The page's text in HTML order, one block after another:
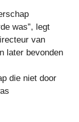
was”, legt
van
later bevonden
die niet door